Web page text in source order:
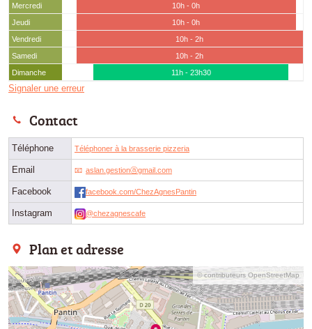
Mercredi
10h - 0h
Jeudi
10h - 0h
Vendredi
10h - 2h
Samedi
10h - 2h
Dimanche
11h - 23h30
Signaler une erreur
Contact
Téléphone Téléphoner à la brasserie pizzeria
Email aslan.gestionⓐgmail.com
Facebook facebook.com/ChezAgnesPantin
Instagram @chezagnescafe
Plan et adresse
© contributeurs OpenStreetMap